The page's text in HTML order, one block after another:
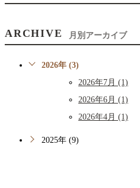
ARCHIVE 月別アーカイブ
2026年 (3)
2026年7月 (1)
2026年6月 (1)
2026年4月 (1)
2025年 (9)